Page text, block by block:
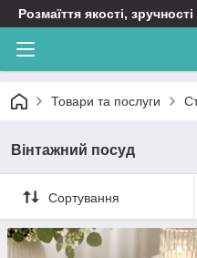
Розмаїття якості,
Товари та послуги
Вінтажний посуд
Сортування